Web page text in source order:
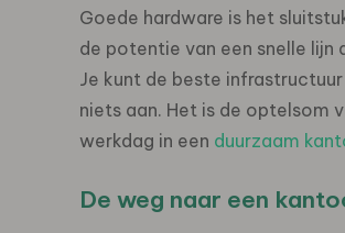
Goede hardware is het
de potentie van een snelle
Je kunt de beste
niets aan. Het is de optelsom
werkdag in een duurzaam
De weg naar een